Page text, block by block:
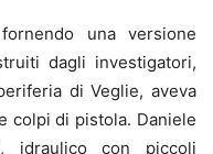
una versione
dagli investigatori,
di Veglie, aveva
colpi di pistola. Daniele
idraulico con piccoli